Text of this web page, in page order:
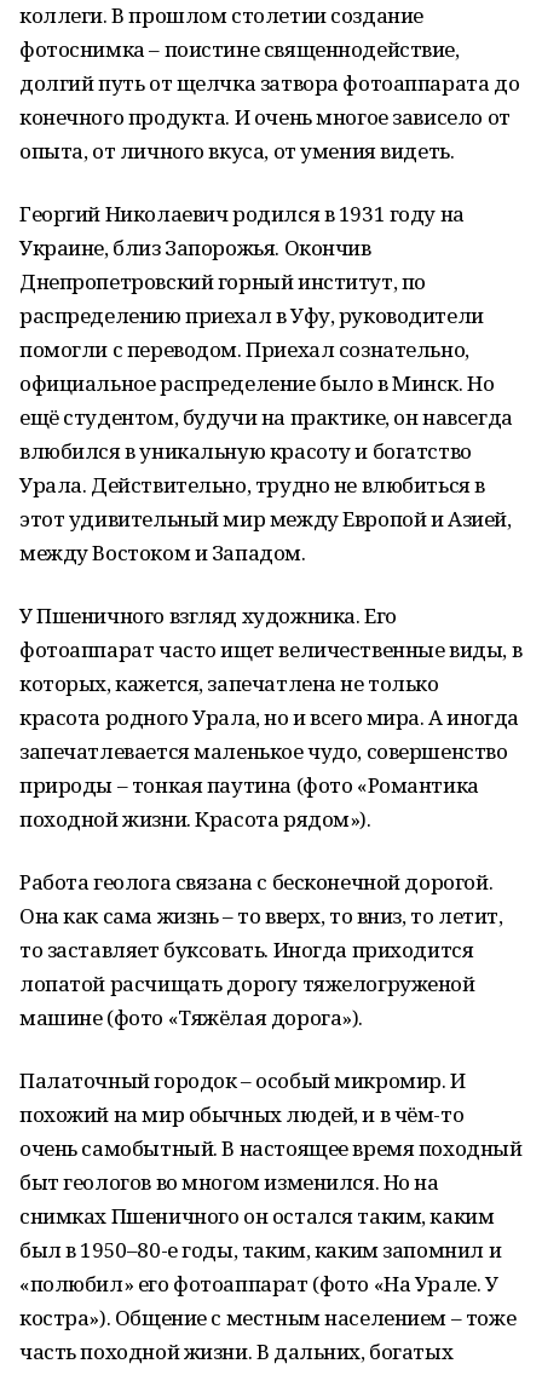
коллеги. В прошлом столетии создание
фотоснимка – поистине священнодействие,
долгий путь от щелчка затвора фотоаппарата до
конечного продукта. И очень многое зависело от
опыта, от личного вкуса, от умения видеть.
Георгий Николаевич родился в 1931 году на
Украине, близ Запорожья. Окончив
Днепропетровский горный институт, по
распределению приехал в Уфу, руководители
помогли с переводом. Приехал сознательно,
официальное распределение было в Минск. Но
ещё студентом, будучи на практике, он навсегда
влюбился в уникальную красоту и богатство
Урала. Действительно, трудно не влюбиться в
этот удивительный мир между Европой и Азией,
между Востоком и Западом.
У Пшеничного взгляд художника. Его
фотоаппарат часто ищет величественные виды, в
которых, кажется, запечатлена не только
красота родного Урала, но и всего мира. А иногда
запечатлевается маленькое чудо, совершенство
природы – тонкая паутина (фото «Романтика
походной жизни. Красота рядом»).
Работа геолога связана с бесконечной дорогой.
Она как сама жизнь – то вверх, то вниз, то летит,
то заставляет буксовать. Иногда приходится
лопатой расчищать дорогу тяжелогруженой
машине (фото «Тяжёлая дорога»).
Палаточный городок – особый микромир. И
похожий на мир обычных людей, и в чём-то
очень самобытный. В настоящее время походный
быт геологов во многом изменился. Но на
снимках Пшеничного он остался таким, каким
был в 1950–80-е годы, таким, каким запомнил и
«полюбил» его фотоаппарат (фото «На Урале. У
костра»). Общение с местным населением – тоже
часть походной жизни. В дальних, богатых